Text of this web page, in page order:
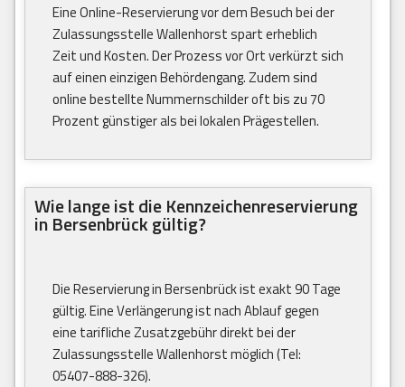
Eine Online-Reservierung vor dem Besuch bei der
Zulassungsstelle Wallenhorst spart erheblich
Zeit und Kosten. Der Prozess vor Ort verkürzt sich
auf einen einzigen Behördengang. Zudem sind
online bestellte Nummernschilder oft bis zu 70
Prozent günstiger als bei lokalen Prägestellen.
Wie lange ist die Kennzeichenreservierung
in Bersenbrück gültig?
Die Reservierung in Bersenbrück ist exakt 90 Tage
gültig. Eine Verlängerung ist nach Ablauf gegen
eine tarifliche Zusatzgebühr direkt bei der
Zulassungsstelle Wallenhorst möglich (Tel:
05407-888-326).